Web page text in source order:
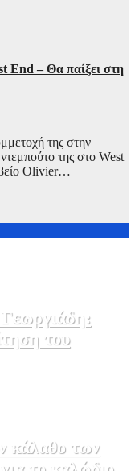
End – Θα παίξει στη
της στην
της στο West
Olivier…
του
κάλαθο των